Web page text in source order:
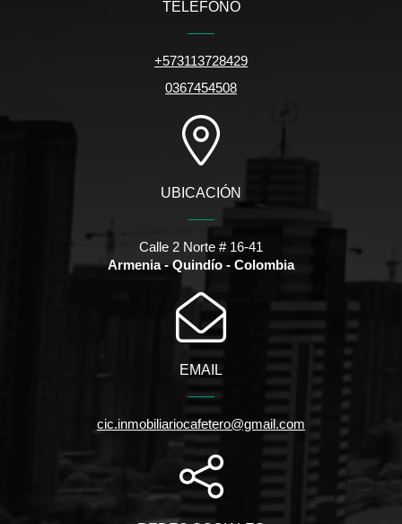
TELÉFONO
+573113728429
0367454508
UBICACIÓN
Calle 2 Norte # 16-41
Armenia - Quindío - Colombia
EMAIL
cic.inmobiliariocafetero@gmail.com